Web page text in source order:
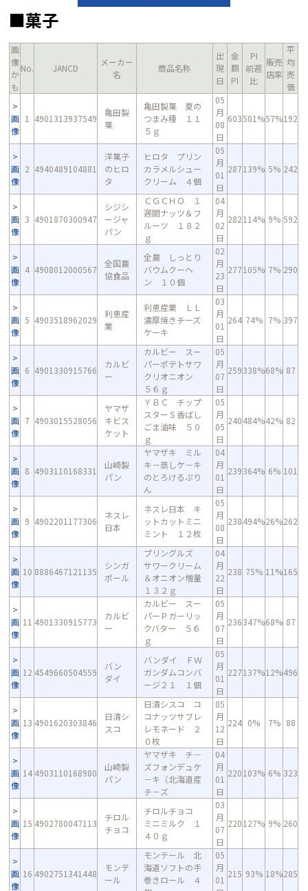
■菓子
画
像
か
も
No. JANCD
メーカー
名
商品名称
出
現
日
金
額
PI
PI
前週
比
販売
店率
平
均
売
価
画
像
1 4901313937549
亀田製
菓
亀田製菓 夏の
つまみ種 １１
５ｇ
05
月
08
日
603501%57%192
画
像
2 4940489104881
洋菓子
のヒロ
タ
ヒロタ プリン
カラメルシュー
クリーム ４個
05
月
01
日
287139% 5% 242
画
像
3 4901870300947
シジシ
ージャ
パン
ＣＧＣＨＯ １
週間ナッツ＆フ
ルーツ １８２
ｇ
04
月
02
日
282114% 9% 592
画
像
4 4908012000567
全国農
協食品
全農 しっとり
バウムクーヘ
ン １０個
02
月
23
日
277105% 7% 290
画
像
5 4903518962029
利恵産
業
利恵産業 ＬＬ
濃厚焼きチーズ
ケーキ
03
月
01
日
264 74% 7% 397
画
像
6 4901330915766
カルビ
ー
カルビー スー
パーポテトサワ
クリオニオン
５６ｇ
05
月
07
日
259338%68% 87
画
像
7 4903015528056
ヤマザ
キビス
ケット
ＹＢＣ チップ
スターＳ香ばし
ごま油味 ５０
ｇ
05
月
05
日
240484%42% 82
画
像
8 4903110168331
山崎製
パン
ヤマザキ ミル
キ－蒸しケ－キ
のとろけるぷり
ん
04
月
01
日
239364% 6% 101
画
像
9 4902201177306
ネスレ
日本
ネスレ日本 キ
ットカットミニ
ミント １２枚
05
月
08
日
238494%26%262
画
像
10 8886467121135
シンガ
ポール
プリングルズ
サワークリーム
＆オニオン増量
１３２ｇ
04
月
22
日
238 75% 11%165
画
像
11 4901330915773
カルビ
ー
カルビー スー
パーＰガーリッ
クバター ５６
ｇ
05
月
07
日
236347%68% 87
画
像
12 4549660504559
バン
ダイ
バンダイ ＦＷ
ガンダムコンバ
ージ２１ １個
05
月
01
日
227137%12%496
画
像
13 4901620303846
日清シ
スコ
日清シスコ コ
コナッツサブレ
レモネード ２
０枚
05
月
12
日
224 0% 7% 88
画
像
14 4903110168980
山崎製
パン
ヤマザキ チ－
ズフォンデュケ
－キ（北海道産
チ－ズ
04
月
01
日
220103% 6% 323
画
像
15 4902780047113
チロル
チョコ
チロルチョコ
ミニミルク １
４０ｇ
03
月
07
日
220127% 9% 260
画
像
16 4902751341448
モンテ
ール
モンテール 北
海道ソフトの手
巻きロール ４
05
月
01
215 93% 18%285